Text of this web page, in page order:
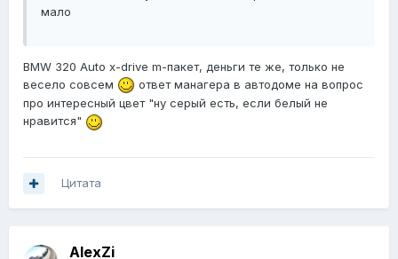
мало
BMW 320 Auto x-drive m-пакет, деньги те же, только не
весело совсем
ответ манагера в автодоме на вопрос
про интересный цвет "ну серый есть, если белый не
нравится"
Цитата
AlexZi